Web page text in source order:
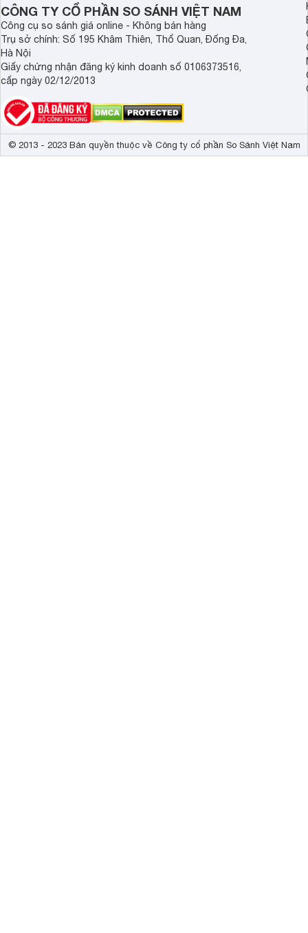
CÔNG TY CỔ PHẦN SO SÁNH VIỆT NAM
Công cụ so sánh giá online - Không bán hàng
Trụ sở chính: Số 195 Khâm Thiên, Thổ Quan, Đống Đa,
Hà Nội
Giấy chứng nhận đăng ký kinh doanh số 0106373516,
cấp ngày 02/12/2013
© 2013 - 2023 Bản quyền thuộc về Công ty cổ phần So Sánh Việt Nam